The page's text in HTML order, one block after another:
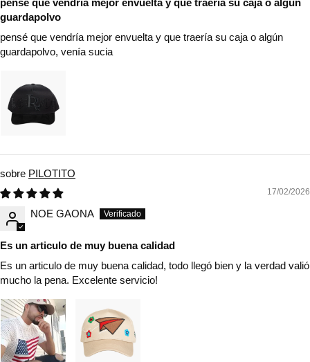
pensé que vendría mejor envuelta y que traería su caja o algún
guardapolvo
pensé que vendría mejor envuelta y que traería su caja o algún
guardapolvo, venía sucia
PILOTITO
17/02/2026
NOE GAONA
Es un articulo de muy buena calidad
Es un articulo de muy buena calidad, todo llegó bien y la verdad valió
mucho la pena. Excelente servicio!